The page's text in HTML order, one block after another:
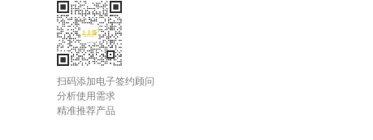
扫码添加电子签约顾问
分析使用需求
精准推荐产品